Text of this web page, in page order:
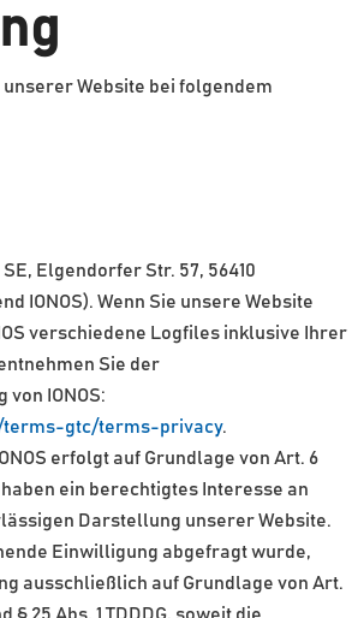
Website bei folgendem
Elgendorfer Str. 57, 56410
IONOS). Wenn Sie unsere Website
verschiedene Logfiles inklusive Ihrer
Sie der
IONOS:
terms-gtc/terms-privacy.
erfolgt auf Grundlage von Art. 6
haben ein berechtigtes Interesse an
Darstellung unserer Website.
Einwilligung abgefragt wurde,
ausschließlich auf Grundlage von Art.